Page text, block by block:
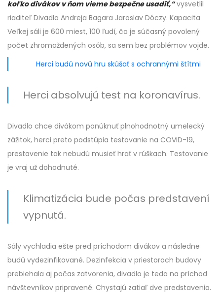
koľko divákov v ňom vieme bezpečne usadiť,“vysvetlil
riaditeľ Divadla Andreja Bagara Jaroslav Dóczy. Kapacita
Veľkej sáli je 600 miest, 100 ľudí, čo je súčasný povolený
počet zhromaždených osôb, sa sem bez problémov vojde.
Herci budú novú hru skúšať s ochrannými štítmi
Herci absolvujú test na koronavírus.
Divadlo chce divákom ponúknuť plnohodnotný umelecký
zážitok, herci preto podstúpia testovanie na COVID-19,
prestavenie tak nebudú musieť hrať v rúškach. Testovanie
je vraj už dohodnuté.
Klimatizácia bude počas predstavení
vypnutá.
Sály vychladia ešte pred príchodom divákov a následne
budú vydezinfikované. Dezinfekcia v priestoroch budovy
prebiehala aj počas zatvorenia, divadlo je teda na príchod
návštevníkov pripravené. Chystajú zatiaľ dve predstavenia.